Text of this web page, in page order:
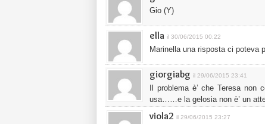
Gio (Y)
ella il 30/06/2015 00:22
Marinella una risposta ci poteva
giorgiabg il 29/06/2015 23:41
Il problema è’ che Teresa
usa……e la gelosia non è’ un
viola2 il 29/06/2015 23:27